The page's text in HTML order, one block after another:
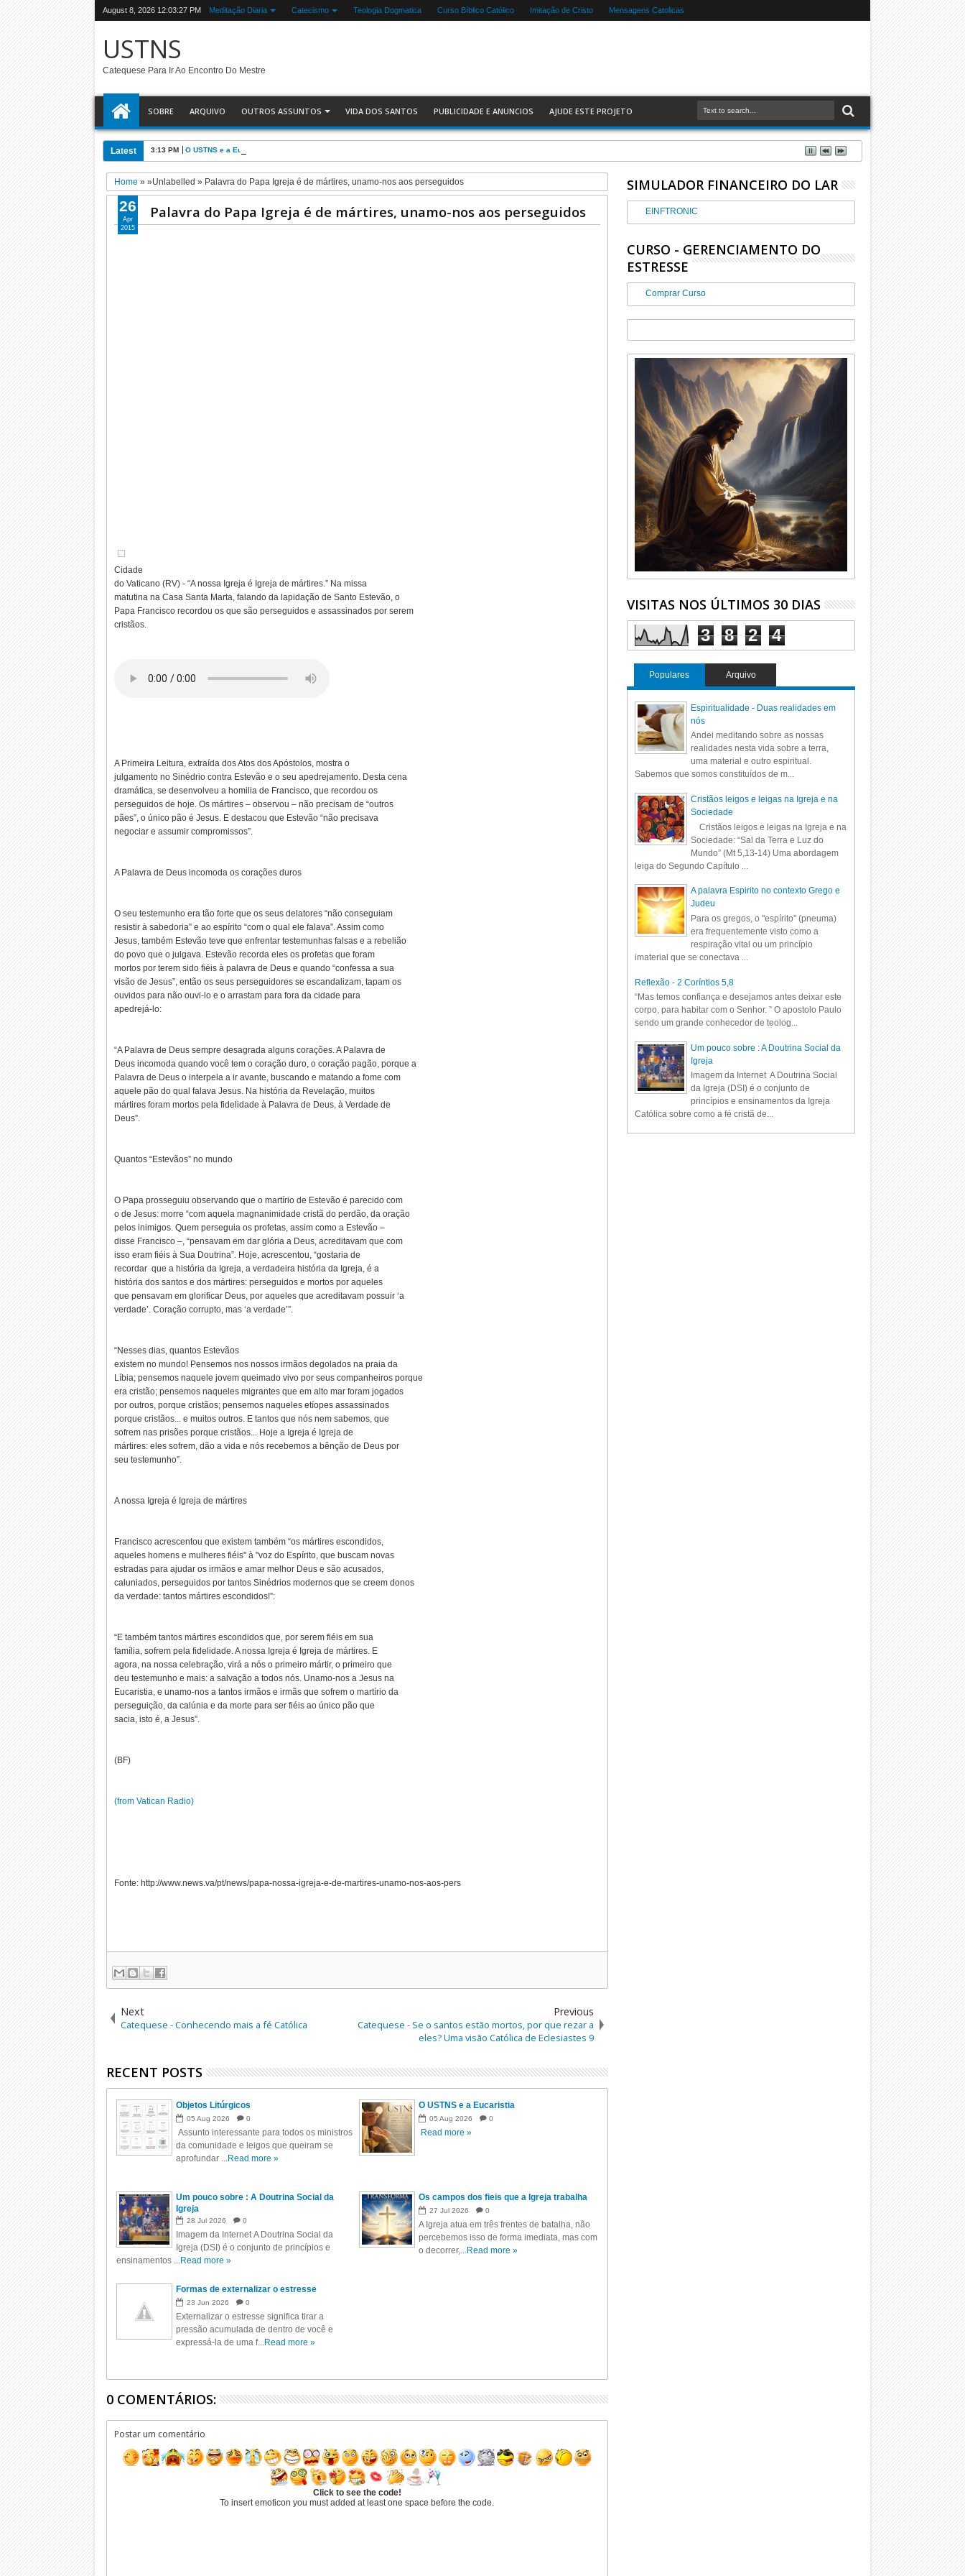
August 8, 2026 12:03:28 PM Meditação Diaria Catecismo Teologia Dogmatica Curso Bíblico Católico Imitação de Cristo Mensagens Catolicas
USTNS
Catequese Para Ir Ao Encontro Do Mestre
SOBRE ARQUIVO OUTROS ASSUNTOS VIDA DOS SANTOS PUBLICIDADE E ANUNCIOS AJUDE ESTE PROJETO
Latest 3:13 PM O USTNS e a Eucaristia
Home » »Unlabelled » Palavra do Papa Igreja é de mártires, unamo-nos aos perseguidos
Palavra do Papa Igreja é de mártires, unamo-nos aos perseguidos
Cidade
do Vaticano (RV) - “A nossa Igreja é Igreja de mártires.” Na missa
matutina na Casa Santa Marta, falando da lapidação de Santo Estevão, o
Papa Francisco recordou os que são perseguidos e assassinados por serem
cristãos.
A Primeira Leitura, extraída dos Atos dos Apóstolos, mostra o
julgamento no Sinédrio contra Estevão e o seu apedrejamento. Desta cena
dramática, se desenvolveu a homilia de Francisco, que recordou os
perseguidos de hoje. Os mártires – observou – não precisam de “outros
pães”, o único pão é Jesus. E destacou que Estevão “não precisava
negociar e assumir compromissos”.
A Palavra de Deus incomoda os corações duros
O seu testemunho era tão forte que os seus delatores “não conseguiam
resistir à sabedoria” e ao espírito “com o qual ele falava”. Assim como
Jesus, também Estevão teve que enfrentar testemunhas falsas e a rebelião
do povo que o julgava. Estevão recorda eles os profetas que foram
mortos por terem sido fiéis à palavra de Deus e quando “confessa a sua
visão de Jesus”, então os seus perseguidores se escandalizam, tapam os
ouvidos para não ouvi-lo e o arrastam para fora da cidade para
apedrejá-lo:
“A Palavra de Deus sempre desagrada alguns corações. A Palavra de
Deus incomoda quando você tem o coração duro, o coração pagão, porque a
Palavra de Deus o interpela a ir avante, buscando e matando a fome com
aquele pão do qual falava Jesus. Na história da Revelação, muitos
mártires foram mortos pela fidelidade à Palavra de Deus, à Verdade de
Deus”.
Quantos “Estevãos” no mundo
O Papa prosseguiu observando que o martírio de Estevão é parecido com
o de Jesus: morre “com aquela magnanimidade cristã do perdão, da oração
pelos inimigos. Quem perseguia os profetas, assim como a Estevão –
disse Francisco –, “pensavam em dar glória a Deus, acreditavam que com
isso eram fiéis à Sua Doutrina”. Hoje, acrescentou, “gostaria de
recordar que a história da Igreja, a verdadeira história da Igreja, é a
história dos santos e dos mártires: perseguidos e mortos por aqueles
que pensavam em glorificar Deus, por aqueles que acreditavam possuir ‘a
verdade’. Coração corrupto, mas ‘a verdade’”.
“Nesses dias, quantos Estevãos
existem no mundo! Pensemos nos nossos irmãos degolados na praia da
Líbia; pensemos naquele jovem queimado vivo por seus companheiros porque
era cristão; pensemos naqueles migrantes que em alto mar foram jogados
por outros, porque cristãos; pensemos naqueles etíopes assassinados
porque cristãos... e muitos outros. E tantos que nós nem sabemos, que
sofrem nas prisões porque cristãos... Hoje a Igreja é Igreja de
mártires: eles sofrem, dão a vida e nós recebemos a bênção de Deus por
seu testemunho”.
A nossa Igreja é Igreja de mártires
Francisco acrescentou que existem também “os mártires escondidos,
aqueles homens e mulheres fiéis" à "voz do Espírito, que buscam novas
estradas para ajudar os irmãos e amar melhor Deus e são acusados,
caluniados, perseguidos por tantos Sinédrios modernos que se creem donos
da verdade: tantos mártires escondidos!”:
“E também tantos mártires escondidos que, por serem fiéis em sua
família, sofrem pela fidelidade. A nossa Igreja é Igreja de mártires. E
agora, na nossa celebração, virá a nós o primeiro mártir, o primeiro que
deu testemunho e mais: a salvação a todos nós. Unamo-nos a Jesus na
Eucaristia, e unamo-nos a tantos irmãos e irmãs que sofrem o martírio da
perseguição, da calúnia e da morte para ser fiéis ao único pão que
sacia, isto é, a Jesus”.
(BF)
(from Vatican Radio)
Fonte: http://www.news.va/pt/news/papa-nossa-igreja-e-de-martires-unamo-nos-aos-pers
26
Apr
2015
Next
Catequese - Conhecendo mais a fé Católica
Previous
Catequese - Se o santos estão mortos, por que rezar a
eles? Uma visão Católica de Eclesiastes 9
RECENT POSTS
Objetos Litúrgicos
05 Aug 2026 0
Assunto interessante para todos os ministros
da comunidade e leigos que queiram se
aprofundar ...Read more »
O USTNS e a Eucaristia
05 Aug 2026 0
Read more »
Um pouco sobre : A Doutrina Social da
Igreja
28 Jul 2026 0
Imagem da Internet A Doutrina Social da
Igreja (DSI) é o conjunto de princípios e
ensinamentos ...Read more »
Os campos dos fieis que a Igreja trabalha
27 Jul 2026 0
A Igreja atua em três frentes de batalha, não
percebemos isso de forma imediata, mas com
o decorrer,...Read more »
Formas de externalizar o estresse
23 Jun 2026 0
Externalizar o estresse significa tirar a
pressão acumulada de dentro de você e
expressá-la de uma f...Read more »
0 COMENTÁRIOS:
Postar um comentário
Click to see the code!
To insert emoticon you must added at least one space before the code.
SIMULADOR FINANCEIRO DO LAR
EINFTRONIC
CURSO - GERENCIAMENTO DO
ESTRESSE
Comprar Curso
VISITAS NOS ÚLTIMOS 30 DIAS
3 8 2 4
Populares Arquivo
Espiritualidade - Duas realidades em
nós
Andei meditando sobre as nossas
realidades nesta vida sobre a terra,
uma material e outro espiritual.
Sabemos que somos constituídos de m...
Cristãos leigos e leigas na Igreja e na
Sociedade
Cristãos leigos e leigas na Igreja e na
Sociedade: “Sal da Terra e Luz do
Mundo” (Mt 5,13-14) Uma abordagem
leiga do Segundo Capítulo ...
A palavra Espirito no contexto Grego e
Judeu
Para os gregos, o "espírito" (pneuma)
era frequentemente visto como a
respiração vital ou um princípio
imaterial que se conectava ...
Reflexão - 2 Coríntios 5,8
“Mas temos confiança e desejamos antes deixar este
corpo, para habitar com o Senhor. ” O apostolo Paulo
sendo um grande conhecedor de teolog...
Um pouco sobre : A Doutrina Social da
Igreja
Imagem da Internet A Doutrina Social
da Igreja (DSI) é o conjunto de
princípios e ensinamentos da Igreja
Católica sobre como a fé cristã de...